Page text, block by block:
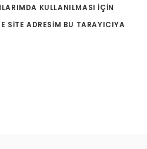
KULLANILMASI IÇIN
SITE ADRESIM BU TARAYICIYA